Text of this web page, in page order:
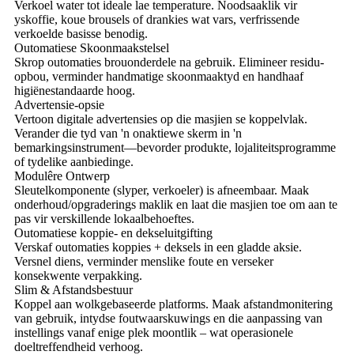
Verkoel water tot ideale lae temperature. Noodsaaklik vir
yskoffie, koue brousels of drankies wat vars, verfrissende
verkoelde basisse benodig.
Outomatiese Skoonmaakstelsel
Skrop outomaties brouonderdele na gebruik. Elimineer residu-
opbou, verminder handmatige skoonmaaktyd en handhaaf
higiënestandaarde hoog.
Advertensie-opsie
Vertoon digitale advertensies op die masjien se koppelvlak.
Verander die tyd van 'n onaktiewe skerm in 'n
bemarkingsinstrument—bevorder produkte, lojaliteitsprogramme
of tydelike aanbiedinge.
Modulêre Ontwerp
Sleutelkomponente (slyper, verkoeler) is afneembaar. Maak
onderhoud/opgraderings maklik en laat die masjien toe om aan te
pas vir verskillende lokaalbehoeftes.
Outomatiese koppie- en dekseluitgifting
Verskaf outomaties koppies + deksels in een gladde aksie.
Versnel diens, verminder menslike foute en verseker
konsekwente verpakking.
Slim & Afstandsbestuur
Koppel aan wolkgebaseerde platforms. Maak afstandmonitering
van gebruik, intydse foutwaarskuwings en die aanpassing van
instellings vanaf enige plek moontlik – wat operasionele
doeltreffendheid verhoog.